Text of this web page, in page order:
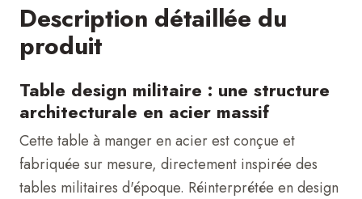
Description détaillée du
produit
Table design militaire : une structure
architecturale en acier massif
Cette table à manger en acier est conçue et
fabriquée sur mesure, directement inspirée des
tables militaires d'époque. Réinterprétée en design